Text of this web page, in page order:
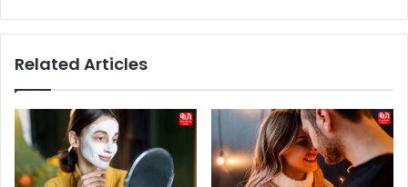
ম
জা
সি
য়ে
l
:
প্র
শ্যে
Related Articles